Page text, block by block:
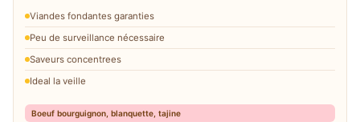
Viandes fondantes garanties
Peu de surveillance nécessaire
Saveurs concentrees
Ideal la veille
Boeuf bourguignon, blanquette, tajine